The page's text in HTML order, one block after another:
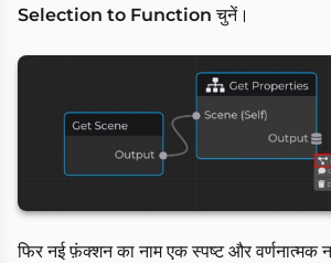
Selection to Function चुनें।
फिर नई फ़ंक्शन का नाम एक स्पष्ट और वर्णनात्मक